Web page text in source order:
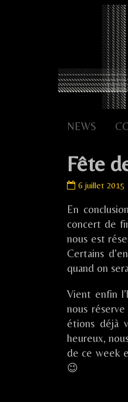
NEWS
Fête
Fête
la
Cerise
(69)
published
6 juillet 2015
En
concert de
nous est
Certains
quand on
Vient enfin
nous
étions déjà
heureux,
de ce week
😉